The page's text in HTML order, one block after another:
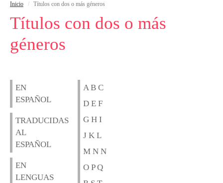
Inicio Títulos con dos o más géneros
Títulos con dos o más
géneros
EN
ESPAÑOL
TRADUCIDAS
AL
ESPAÑOL
EN
LENGUAS
A B C
D E F
G H I
J K L
M N N
O P Q